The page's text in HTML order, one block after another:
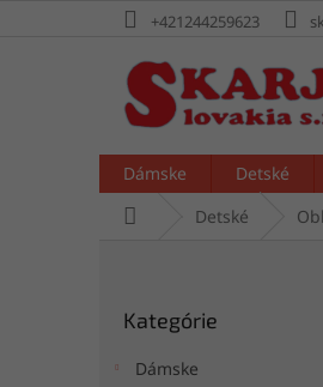
+421244259623
Dámske Detské
DomovDetské
kategórie
Kategórie
Dámske